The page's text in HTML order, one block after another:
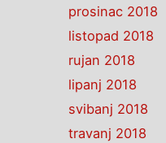
prosinac 2018
listopad 2018
rujan 2018
lipanj 2018
svibanj 2018
travanj 2018